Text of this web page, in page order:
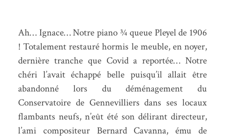
Ah… Ignace… Notre piano 3⁄4 queue Pleyel de 1906
! Totalement restauré hormis le meuble, en noyer,
dernière tranche que Covid a reportée… Notre
chéri l’avait échappé belle puisqu’il allait être
abandonné lors du déménagement du
Conservatoire de Gennevilliers dans ses locaux
flambants neufs, n’eût été son délirant directeur,
l’ami compositeur Bernard Cavanna, ému de